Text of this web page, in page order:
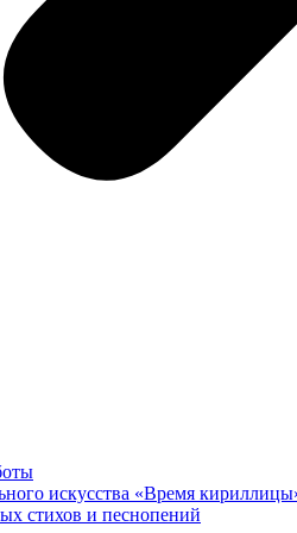
искусства «Время
стихов и песнопений